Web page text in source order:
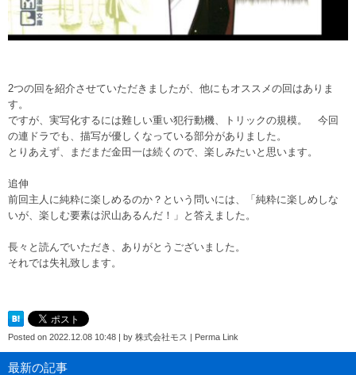
2つの回を紹介させていただきましたが、他にもオススメの回はありま
す。
ですが、実写化するには難しい重い犯行動機、トリックの規模。 今回
の連ドラでも、描写が優しくなっている部分がありました。
とりあえず、まだまだ金田一は続くので、楽しみたいと思います。
追伸
前回主人に純粋に楽しめるのか？という問いには、「純粋に楽しめしな
いが、楽しむ要素は沢山あるんだ！」と答えました。
長々と読んでいただき、ありがとうございました。
それでは失礼致します。
Posted on 2022.12.08 10:48 | by 株式会社モス | Perma Link
最新の記事